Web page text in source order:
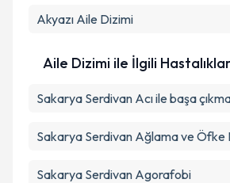
Akyazı Aile Dizimi
Aile Dizimi ile İlgili
Sakarya Serdivan Acı ile başa
Sakarya Serdivan Ağlama ve Öfke
Sakarya Serdivan Agorafobi